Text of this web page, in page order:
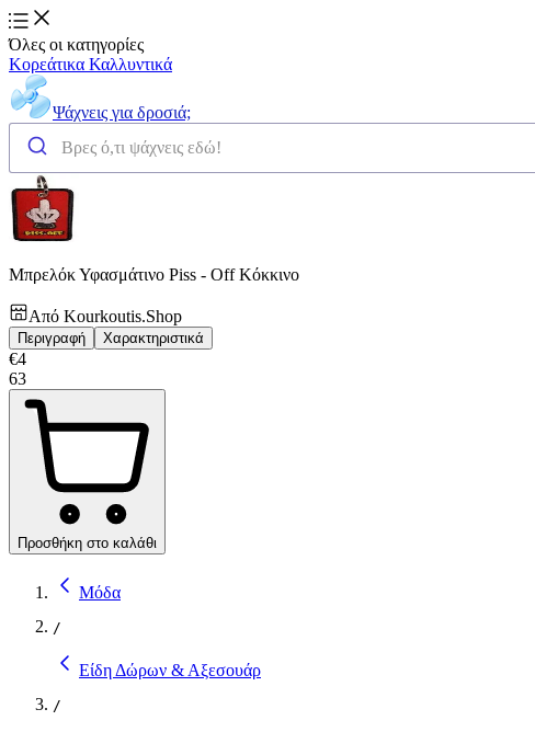
Όλες οι κατηγορίες
Κορεάτικα Καλλυντικά
Ψάχνεις για δροσιά;
Μπρελόκ Υφασμάτινο Piss - Off Κόκκινο
Από Kourkoutis.Shop
Περιγραφή Χαρακτηριστικά
€4
63
Προσθήκη στο καλάθι
Μόδα
/
Είδη Δώρων & Αξεσουάρ
/